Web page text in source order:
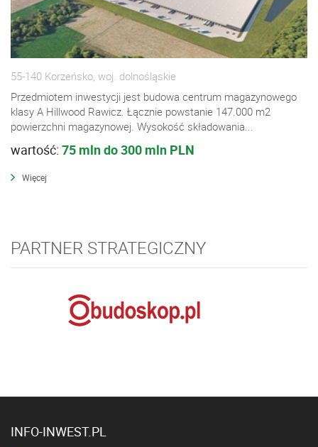
55-140 Korzeńsko, woj. dolnośląskie
Przedmiotem inwestycji jest budowa centrum magazynowego
klasy A Hillwood Rawicz. Łącznie powstanie 147.000 m2
powierzchni magazynowej. Wysokość składowania...
wartość: 75 mln do 300 mln PLN
Więcej
PARTNER STRATEGICZNY
INFO-INWEST.PL